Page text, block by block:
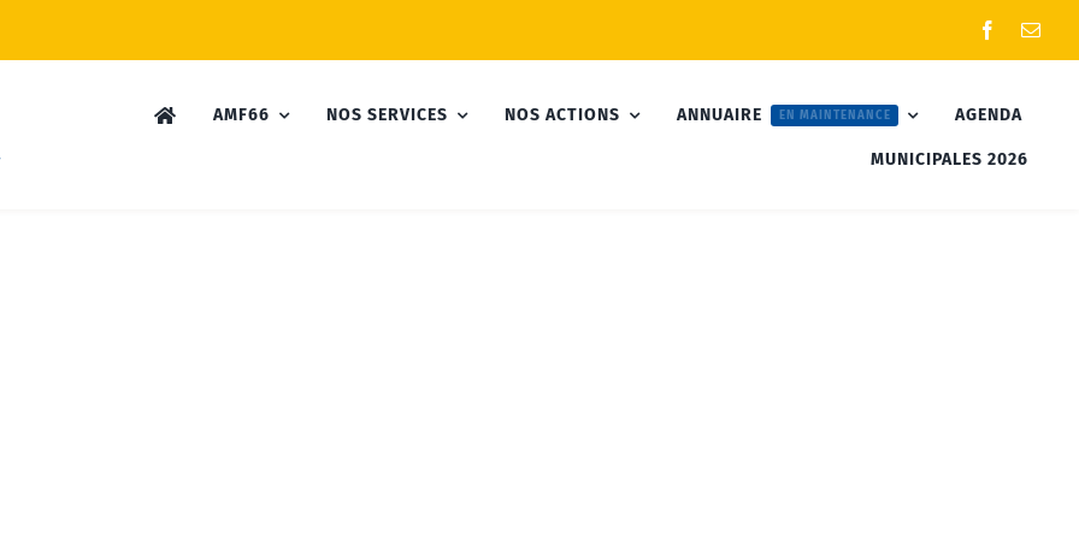
AMF66 NOS SERVICES NOS ACTIONS ANNUAIRE EN MAINTENANCE AGENDA
MUNICIPALES 2026